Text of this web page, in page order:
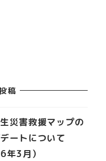
稿
災害救援マップの
ートについて
年3月）